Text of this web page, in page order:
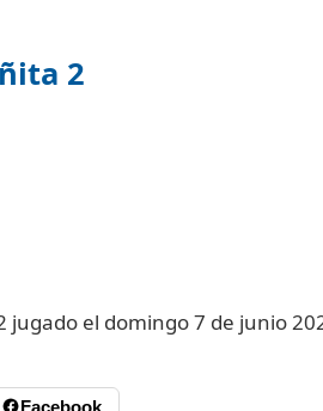
2
el domingo 7 de junio
Facebook